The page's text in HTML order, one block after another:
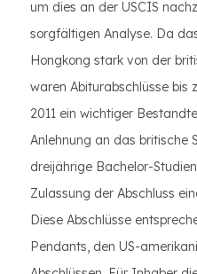
um dies an der USCIS
sorgfältigen Analyse. Da
Hongkong stark von der
waren Abiturabschlüsse bis
2011 ein wichtiger
Anlehnung an das britische
dreijährige Bachelor-
Zulassung der Abschluss
Diese Abschlüsse
Pendants, den US-